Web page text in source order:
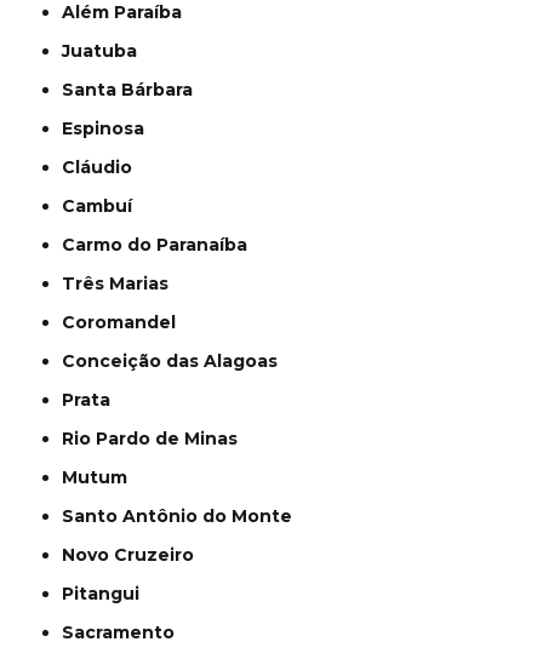
Além Paraíba
Juatuba
Santa Bárbara
Espinosa
Cláudio
Cambuí
Carmo do Paranaíba
Três Marias
Coromandel
Conceição das Alagoas
Prata
Rio Pardo de Minas
Mutum
Santo Antônio do Monte
Novo Cruzeiro
Pitangui
Sacramento